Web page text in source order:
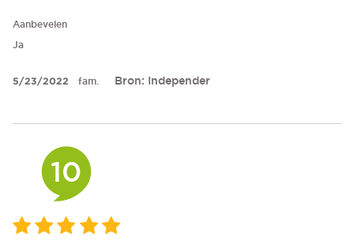
Aanbevelen
Ja
5/23/2022 fam. Bron: Independer
10